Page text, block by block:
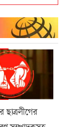
ছাত্রলীগের